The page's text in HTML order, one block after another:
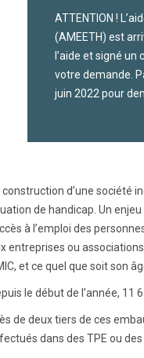
ATTENTION !
(AMEETH) est
l’aide et signé
votre demande.
juin 2022 pour
construction d’une société
de handicap. Un
à l’emploi des
entreprises ou
et ce quel que soit son
le début de l’année,
de deux tiers de ces
dans des TPE ou